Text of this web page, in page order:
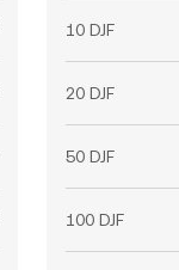
10 DJF
20 DJF
50 DJF
100 DJF